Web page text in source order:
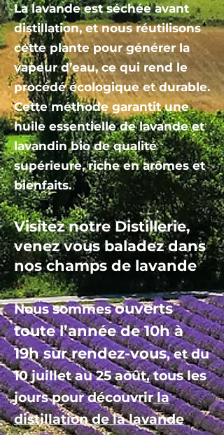
La lavande est séchée avant
distillation, et nous réutilisons
cette plante pour générer la
vapeur d’eau, ce qui rend le
procédé écologique et durable.
Cette méthode garantit une
huile essentielle de lavande et
lavandin bio de qualité
supérieure, riche en arômes et
bienfaits.
Visitez notre Distillerie,
venez vous baladez dans
nos champs de lavande
Nous sommesouverts
toute l’année de 10h à
19h sur rendez-vous, et du
10 juillet au 25 août, tous les
jours pour découvrirla
distillation de la lavande